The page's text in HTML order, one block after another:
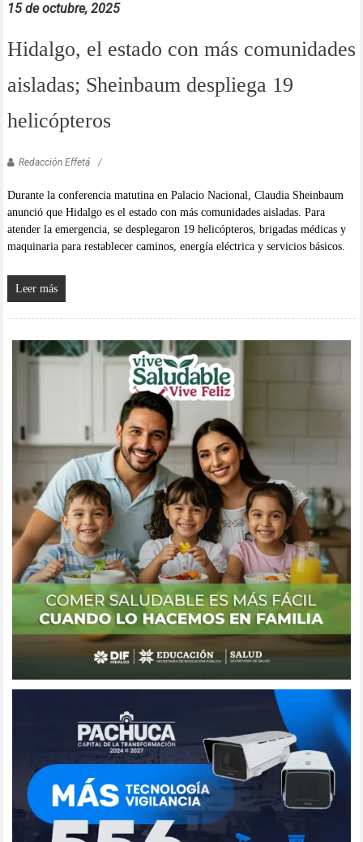
15 de octubre, 2025
Hidalgo, el estado con más comunidades
aisladas; Sheinbaum despliega 19
helicópteros
Redacción Effetá
Durante la conferencia matutina en Palacio Nacional, Claudia Sheinbaum
anunció que Hidalgo es el estado con más comunidades aisladas. Para
atender la emergencia, se desplegaron 19 helicópteros, brigadas médicas y
maquinaria para restablecer caminos, energía eléctrica y servicios básicos.
Leer más